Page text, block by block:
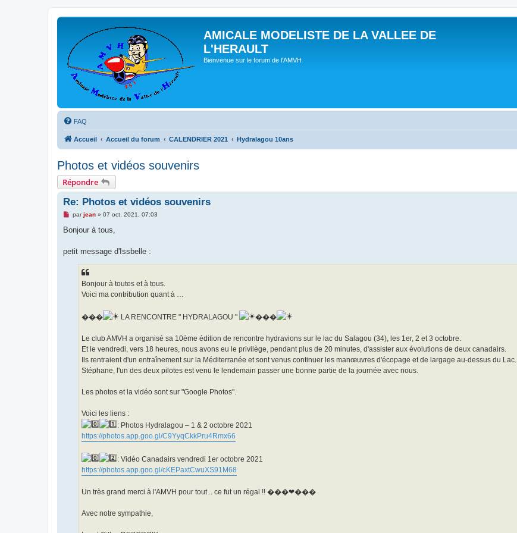
AMICALE MODELISTE DE LA VALLEE DE
L'HERAULT
Bienvenue sur le forum de l'AMVH
FAQ
Accueil Accueil du forum CALENDRIER 2021 Hydralagou 10ans
Photos et vidéos souvenirs
Répondre
Re: Photos et vidéos souvenirs
M
s
g
parjean» 07 oct. 2021, 07:03
Bonjour à tous,
petit message d'Issbelle :
Bonjour à toutes et à tous.
Voici ma contribution quant à …
��� LA RENCONTRE " HYDRALAGOU " ���
Le club AMVH a organisé sa 10ème édition de rencontre hydravions sur le lac du Salagou (34), les 1er, 2 et 3 octobre.
Et le vendredi, vers 18 heures, nous avons eu le privilège, pendant plus de 20 minutes, d'assister aux évolutions de deux canadairs.
Ils rentraient d'un entraînement sur la Méditerranée et sont venus continuer les manœuvres d'écopage et de largage au-dessus du Lac.
Stéphane, l'un des deux pilotes est venu le lendemain passer une bonne partie de la journée avec nous.
Les photos et la vidéo sont sur "Google Photos".
Voici les liens :
: Photos Hydralagou – 1 & 2 octobre 2021
https://photos.app.goo.gl/C9YyqCkkPru4Rmx66
: Vidéo Canadairs vendredi 1er octobre 2021
https://photos.app.goo.gl/cKEPaxtCwuXS91M68
Un très grand merci à l'AMVH pour tout .. ce fut un régal !! ���❤���
Avec notre sympathie,